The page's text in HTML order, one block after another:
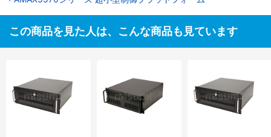
この商品を見た人は、こんな商品も見ています